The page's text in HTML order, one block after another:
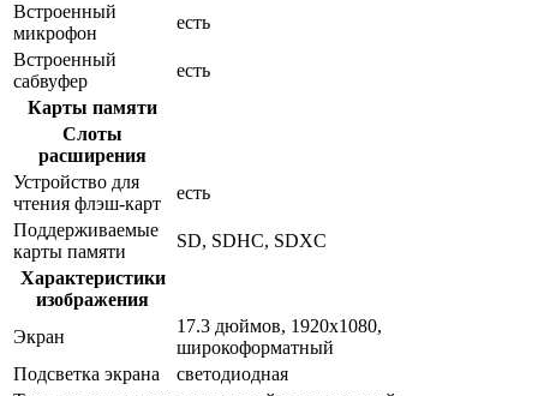
Встроенный
микрофон
есть
Встроенный
сабвуфер
есть
Карты памяти
Слоты
расширения
Устройство для
чтения флэш-карт
есть
Поддерживаемые
карты памяти
SD, SDHC, SDXC
Характеристики
изображения
Экран
17.3 дюймов, 1920x1080,
широкоформатный
Подсветка экрана
светодиодная